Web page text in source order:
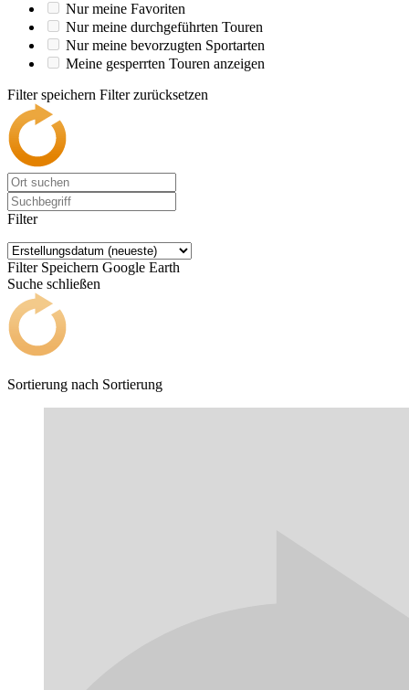
Nur meine Favoriten
Nur meine durchgeführten Touren
Nur meine bevorzugten Sportarten
Meine gesperrten Touren anzeigen
Filter speichern Filter zurücksetzen
Filter
Filter Speichern Google Earth
Suche schließen
Sortierung nach Sortierung